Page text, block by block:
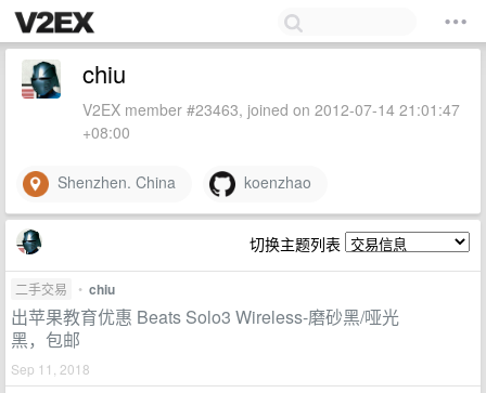
chiu
V2EX member #23463, joined on 2012-07-14 21:01:47
+08:00
Shenzhen. China koenzhao
切换主题列表
二手交易 • chiu
出苹果教育优惠 Beats Solo3 Wireless-磨砂黑/哑光
黑，包邮
Sep 11, 2018